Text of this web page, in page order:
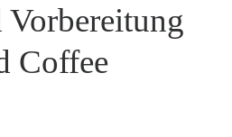
Coffee